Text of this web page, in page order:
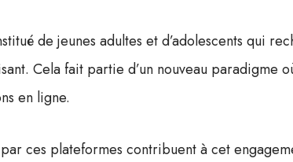
de jeunes adultes et d’adolescents qui
Cela fait partie d’un nouveau paradigme
en ligne.
ces plateformes contribuent à cet